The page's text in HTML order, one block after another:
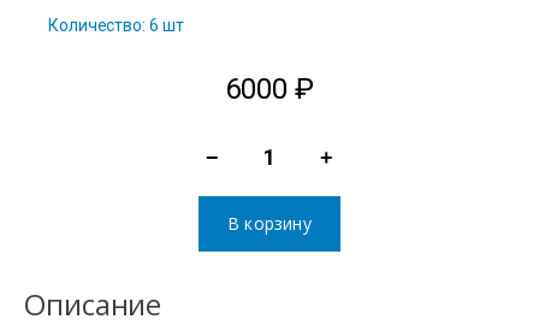
Количество: 6 шт
6000 ₽
− +
В корзину
Описание